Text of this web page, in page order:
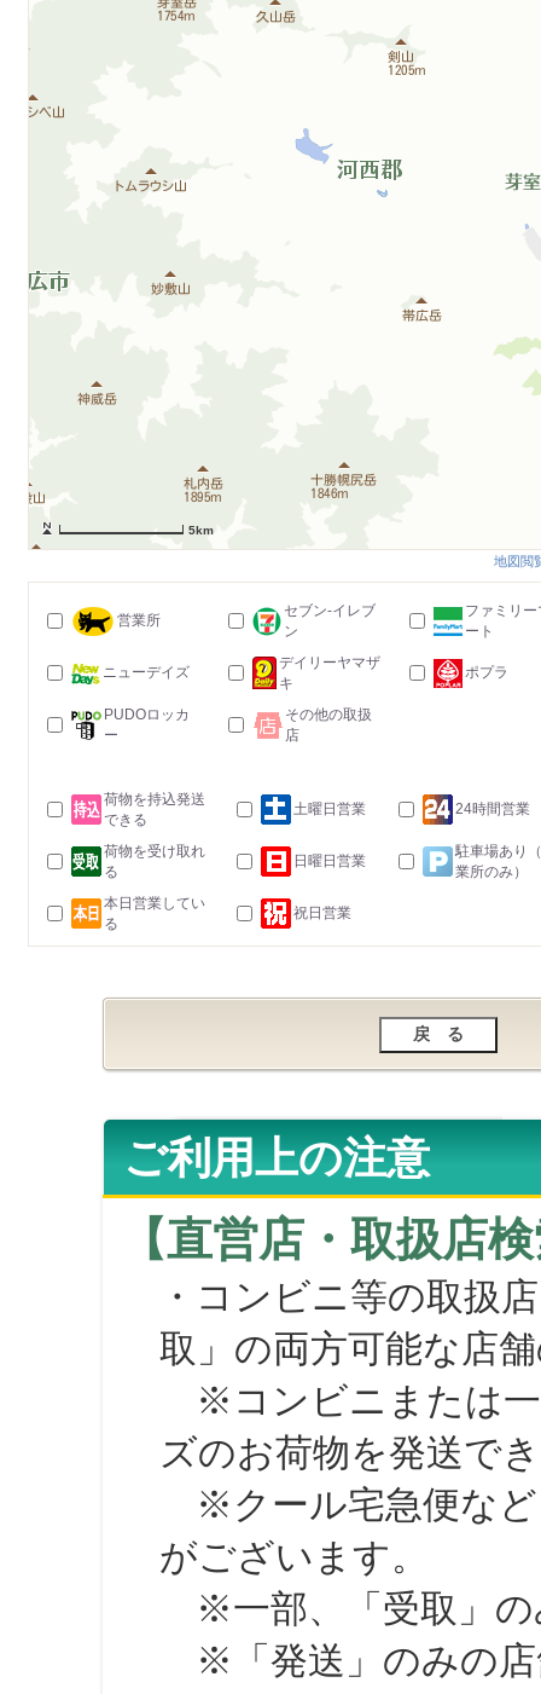
5km
地図閲
営業所
セブン-イレブ
ン
ファミリー
ート
ニューデイズ
デイリーヤマザ
キ
ポプラ
PUDOロッカ
ー
その他の取扱
店
荷物を持込発送
できる
土曜日営業 24時間営業
荷物を受け取れ
る
日曜日営業
駐車場あり
業所のみ）
本日営業してい
る
祝日営業
ご利用上の注意
【直営店・取扱店
・コンビニ等の取扱
取」の両方可能な店
※コンビニまたは一
ズのお荷物を発送で
※クール宅急便など
がございます。
※一部、「受取」の
※「発送」のみの店